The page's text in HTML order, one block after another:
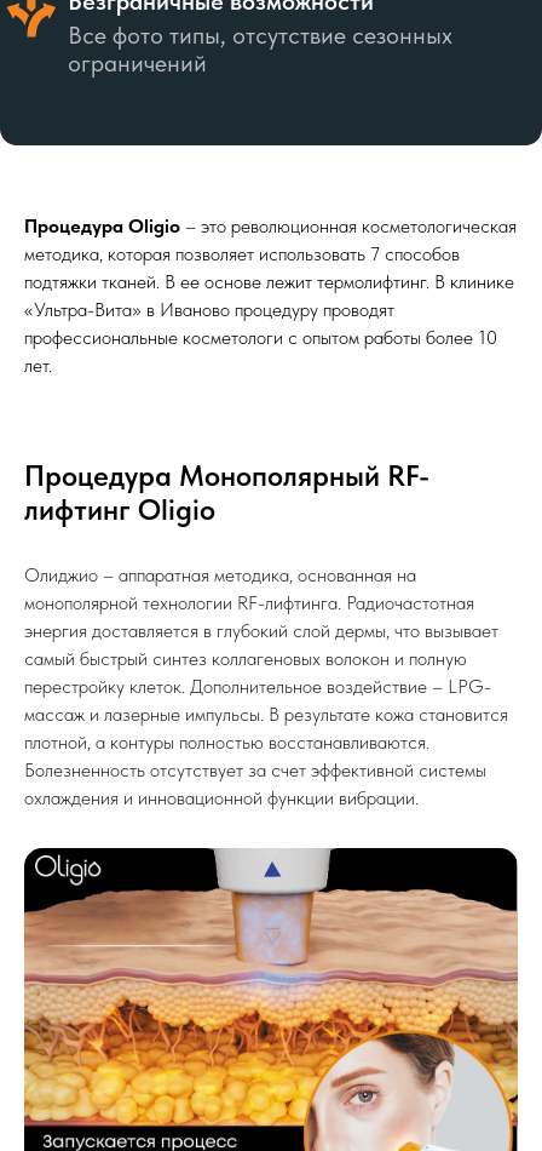
Процедура Oligio – это революционная косметологическая
методика, которая позволяет использовать 7 способов
подтяжки тканей. В ее основе лежит термолифтинг. В клинике
«Ультра-Вита» в Иваново процедуру проводят
профессиональные косметологи с опытом работы более 10
лет.
Процедура Монополярный RF-
лифтинг Oligio
Олиджио – аппаратная методика, основанная на
монополярной технологии RF-лифтинга. Радиочастотная
энергия доставляется в глубокий слой дермы, что вызывает
самый быстрый синтез коллагеновых волокон и полную
перестройку клеток. Дополнительное воздействие – LPG-
массаж и лазерные импульсы. В результате кожа становится
плотной, а контуры полностью восстанавливаются.
Болезненность отсутствует за счет эффективной системы
охлаждения и инновационной функции вибрации.